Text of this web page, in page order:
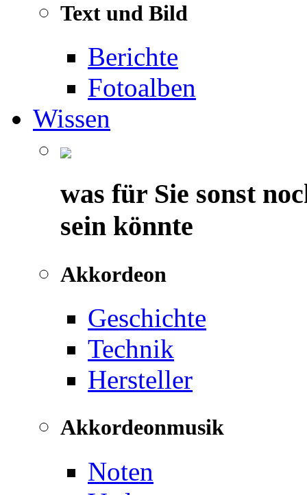
Text und Bild
Berichte
Fotoalben
Wissen
was für Sie sonst
sein könnte
Akkordeon
Geschichte
Technik
Hersteller
Akkordeonmusik
Noten